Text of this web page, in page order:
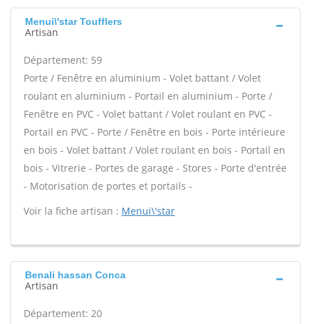
Menui\'star Toufflers
Artisan
Département: 59
Porte / Fenêtre en aluminium - Volet battant / Volet
roulant en aluminium - Portail en aluminium - Porte /
Fenêtre en PVC - Volet battant / Volet roulant en PVC -
Portail en PVC - Porte / Fenêtre en bois - Porte intérieure
en bois - Volet battant / Volet roulant en bois - Portail en
bois - Vitrerie - Portes de garage - Stores - Porte d'entrée
- Motorisation de portes et portails -
Voir la fiche artisan : Menui\'star
Benali hassan Conca
Artisan
Département: 20